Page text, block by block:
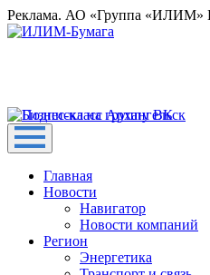
Реклама. АО «Группа «ИЛИМ»
Главная
Новости
Навигатор
Новости компаний
Регион
Энергетика